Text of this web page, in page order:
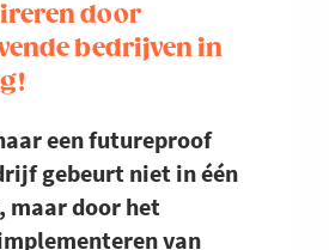
door
bedrijven in
een futureproof
gebeurt niet in één
maar door het
van